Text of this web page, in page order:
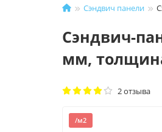
Сэндвич панели
Сэндвич-
мм,
2 отзыва
/м2